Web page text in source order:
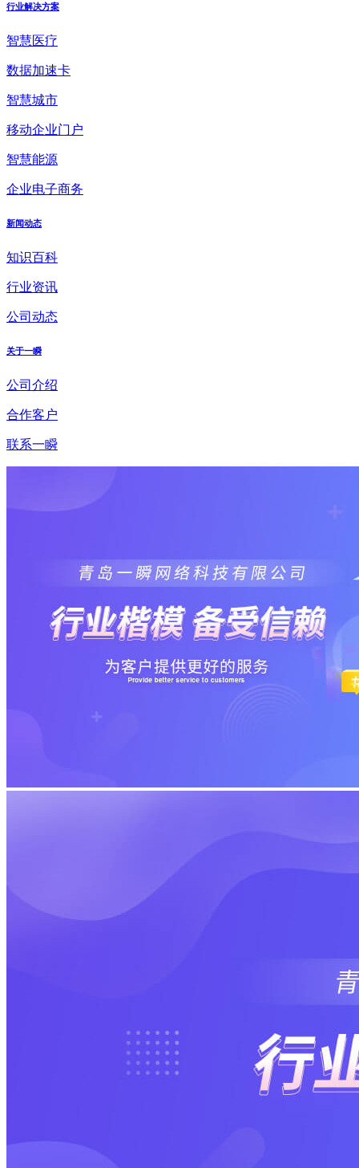
行业解决方案
智慧医疗
数据加速卡
智慧城市
移动企业门户
智慧能源
企业电子商务
新闻动态
知识百科
行业资讯
公司动态
关于一瞬
公司介绍
合作客户
联系一瞬